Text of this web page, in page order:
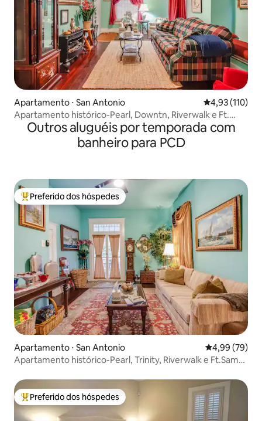
Apartamento ⋅ San Antonio 4,93 de uma
4,93 (110)
Apartamento histórico-Pearl, Downtn, Riverwalk e Ft.
Sam-#3
Outros aluguéis por temporada com
banheiro para PCD
Entre os melhores preferidos dos hóspedes
Preferido dos hóspedes
Apartamento ⋅ San Antonio 4,99 de uma
4,99 (79)
Apartamento histórico-Pearl, Trinity, Riverwalk e Ft.Sam-
Entre os melhores preferidos dos hóspedes
Preferido dos hóspedes